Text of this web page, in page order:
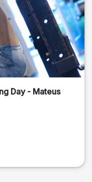
Day - Mateus